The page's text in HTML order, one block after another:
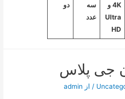
4K و
Ultra
HD
سه
عدد
دو
جی پلاس
/ از admin